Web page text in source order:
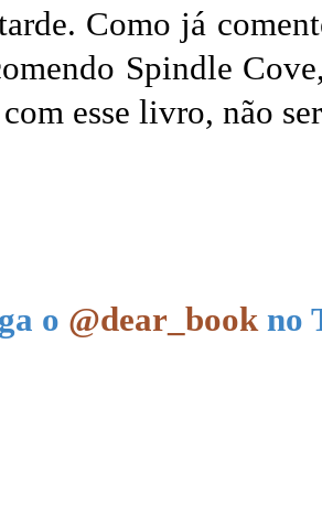
Como já
Spindle
esse livro, não
o @dear_book no